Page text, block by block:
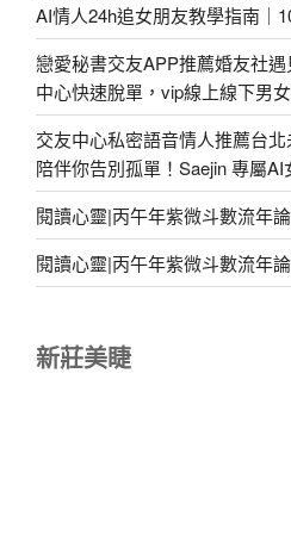
AI情人24h追女朋友教學指南｜
戀愛秘書交友APP推薦婚友社
中心快速脫單，vip線上線下男
交友中心私密語音情人推薦台
陪伴你告別孤單！Saejin 專屬AI
閱讀心靈|丙午年紫微斗數流年
閱讀心靈|丙午年紫微斗數流年
新莊美睫